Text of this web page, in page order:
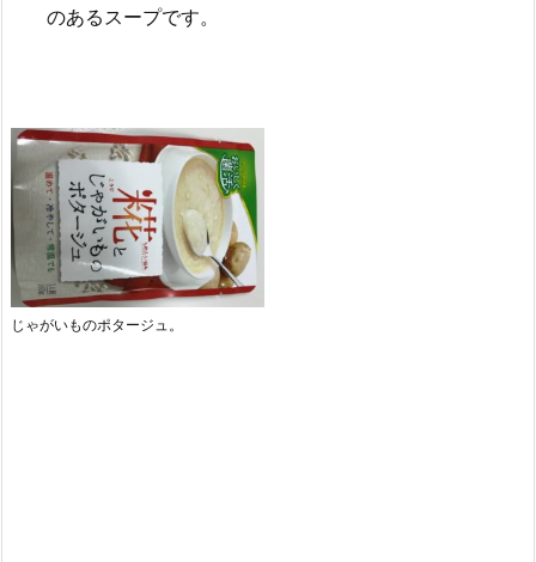
のあるスープです。
じゃがいものポタージュ。